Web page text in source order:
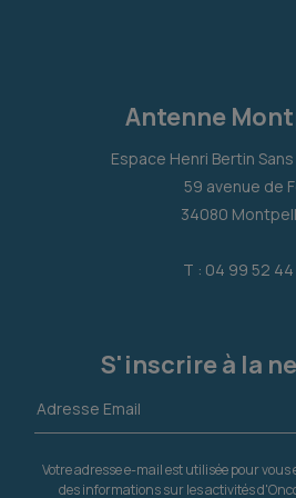
Antenne
Espace Henri Bertin
59 avenue de
34080
T : 04 99 52 44
S'inscrire à la
Votre adresse e-mail est utilisée pour
des informations sur les activités